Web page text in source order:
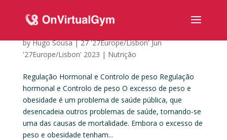
byHugo Sousa|27 '27Europe/Lisbon' Jun
'27Europe/Lisbon' 2023 | Nutrição
Regulação Hormonal e Controlo de peso Regulação
hormonal e Controlo de peso O excesso de peso e
obesidade é um problema de saúde pública, que
desencadeia outros problemas de saúde, tornando-se
uma das causas de mortalidade. Embora o excesso de
peso e obesidade tenham...